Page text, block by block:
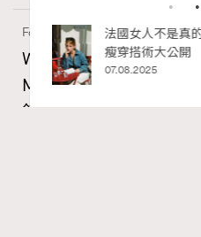
Fashion
Watches and Wonders
Mademoiselle Privé
錶與長頸鏈錶
的顯
別再用酒精消毒
巧，讓你更愛惜你
02.06.2025